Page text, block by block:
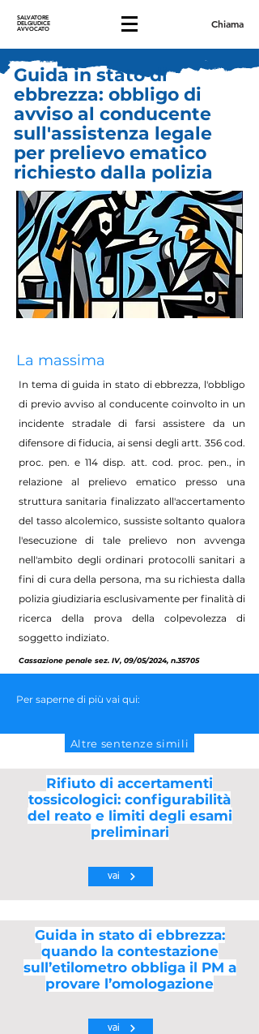
SALVATORE
DELGIUDICE
AVVOCATO Chiama
Guida in stato di
ebbrezza: obbligo di
avviso al conducente
sull'assistenza legale
per prelievo ematico
richiesto dalla polizia
La massima
In tema di guida in stato di ebbrezza, l'obbligo
di previo avviso al conducente coinvolto in un
incidente stradale di farsi assistere da un
difensore di fiducia, ai sensi degli artt. 356 cod.
proc. pen. e 114 disp. att. cod. proc. pen., in
relazione al prelievo ematico presso una
struttura sanitaria finalizzato all'accertamento
del tasso alcolemico, sussiste soltanto qualora
l'esecuzione di tale prelievo non avvenga
nell'ambito degli ordinari protocolli sanitari a
fini di cura della persona, ma su richiesta dalla
polizia giudiziaria esclusivamente per finalità di
ricerca della prova della colpevolezza di
soggetto indiziato.
Cassazione penale sez. IV, 09/05/2024, n.35705
Per saperne di più vai qui:
Altre sentenze simili
Rifiuto di accertamenti
tossicologici: configurabilità
del reato e limiti degli esami
preliminari
vai
Guida in stato di ebbrezza:
quando la contestazione
sull’etilometro obbliga il PM a
provare l’omologazione
vai